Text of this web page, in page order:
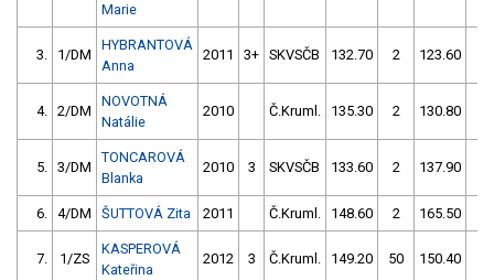
Marie
3. 1/DM
HYBRANTOVÁ
Anna
2011 3+ SKVSČB 132.70 2 123.60
4. 2/DM
NOVOTNÁ
Natálie
2010 Č.Kruml. 135.30 2 130.80
5. 3/DM
TONCAROVÁ
Blanka
2010 3 SKVSČB 133.60 2 137.90
6. 4/DM ŠUTTOVÁ Zita 2011 Č.Kruml. 148.60 2 165.50
7. 1/ZS
KASPEROVÁ
Kateřina
2012 3 Č.Kruml. 149.20 50 150.40